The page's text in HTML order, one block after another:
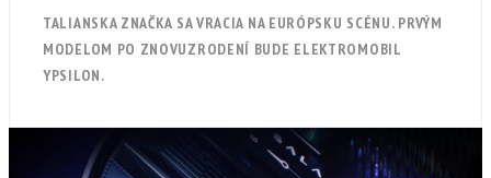
TALIANSKA ZNAČKA SA VRACIA NA EURÓPSKU SCÉNU. PRVÝM
MODELOM PO ZNOVUZRODENÍ BUDE ELEKTROMOBIL
YPSILON.